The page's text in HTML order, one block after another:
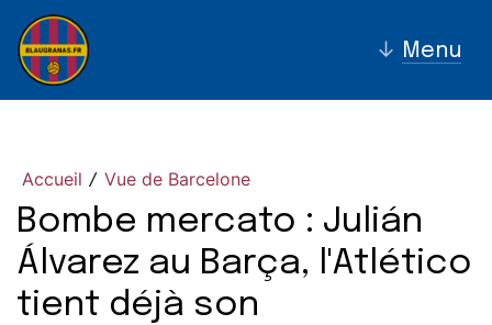
↓ Menu
Accueil / Vue de Barcelone
Bombe mercato : Julián
Álvarez au Barça, l'Atlético
tient déjà son